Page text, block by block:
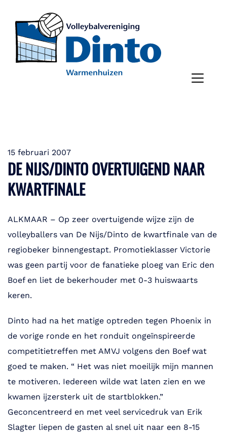
15 februari 2007
DE NIJS/DINTO OVERTUIGEND NAAR
KWARTFINALE
ALKMAAR – Op zeer overtuigende wijze zijn de
volleyballers van De Nijs/Dinto de kwartfinale van de
regiobeker binnengestapt. Promotieklasser Victorie
was geen partij voor de fanatieke ploeg van Eric den
Boef en liet de bekerhouder met 0-3 huiswaarts
keren.
Dinto had na het matige optreden tegen Phoenix in
de vorige ronde en het ronduit ongeïnspireerde
competitietreffen met AMVJ volgens den Boef wat
goed te maken. “ Het was niet moeilijk mijn mannen
te motiveren. Iedereen wilde wat laten zien en we
kwamen ijzersterk uit de startblokken.”
Geconcentreerd en met veel servicedruk van Erik
Slagter liepen de gasten al snel uit naar een 8-15